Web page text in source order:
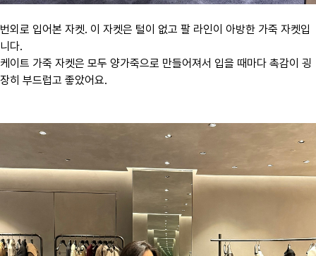
번외로 입어본 자켓. 이 자켓은 털이 없고 팔 라인이 아방한 가죽 자켓입
니다.
케이트 가죽 자켓은 모두 양가죽으로 만들어져서 입을 때마다 촉감이 굉
장히 부드럽고 좋았어요.